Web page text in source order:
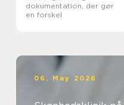
dokumentation, der gør
en forskel
06. May 2026